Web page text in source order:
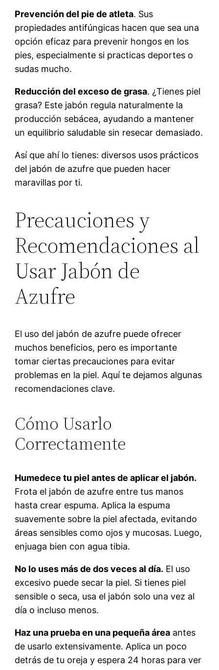
Prevención del pie de atleta. Sus
propiedades antifúngicas hacen que sea una
opción eficaz para prevenir hongos en los
pies, especialmente si practicas deportes o
sudas mucho.
Reducción del exceso de grasa. ¿Tienes piel
grasa? Este jabón regula naturalmente la
producción sebácea, ayudando a mantener
un equilibrio saludable sin resecar demasiado.
Así que ahí lo tienes: diversos usos prácticos
del jabón de azufre que pueden hacer
maravillas por ti.
Precauciones y
Recomendaciones al
Usar Jabón de
Azufre
El uso del jabón de azufre puede ofrecer
muchos beneficios, pero es importante
tomar ciertas precauciones para evitar
problemas en la piel. Aquí te dejamos algunas
recomendaciones clave.
Cómo Usarlo
Correctamente
Humedece tu piel antes de aplicar el jabón.
Frota el jabón de azufre entre tus manos
hasta crear espuma. Aplica la espuma
suavemente sobre la piel afectada, evitando
áreas sensibles como ojos y mucosas. Luego,
enjuaga bien con agua tibia.
No lo uses más de dos veces al día. El uso
excesivo puede secar la piel. Si tienes piel
sensible o seca, usa el jabón solo una vez al
día o incluso menos.
Haz una prueba en una pequeña área antes
de usarlo extensivamente. Aplica un poco
detrás de tu oreja y espera 24 horas para ver